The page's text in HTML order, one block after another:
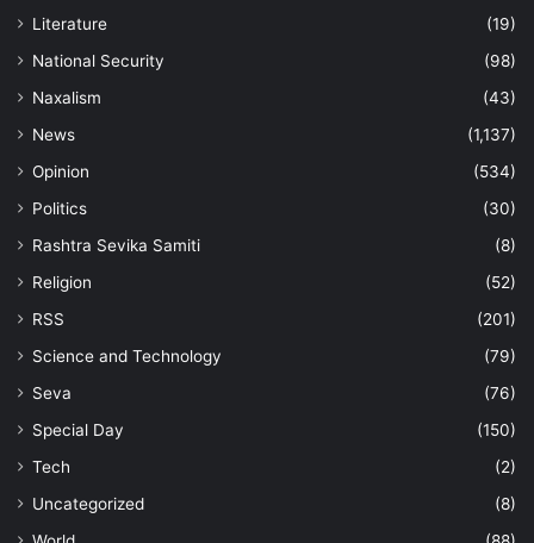
Literature
(19)
National Security
(98)
Naxalism
(43)
News
(1,137)
Opinion
(534)
Politics
(30)
Rashtra Sevika Samiti
(8)
Religion
(52)
RSS
(201)
Science and Technology
(79)
Seva
(76)
Special Day
(150)
Tech
(2)
Uncategorized
(8)